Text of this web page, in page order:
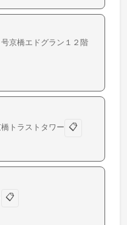
号京橋エドグラン１２階
トラストタワー 📋
📋